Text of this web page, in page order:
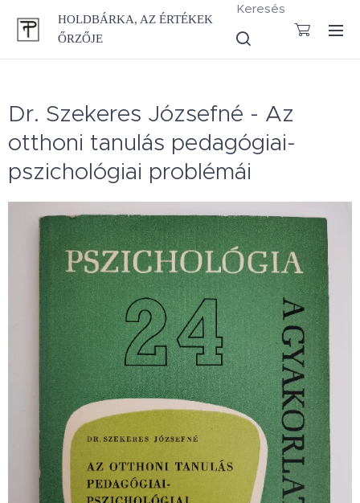
HOLDBÁRKA, AZ ÉRTÉKEK
ŐRZŐJE
Keresés
Dr. Szekeres Józsefné - Az
otthoni tanulás pedagógiai-
pszichológiai problémái